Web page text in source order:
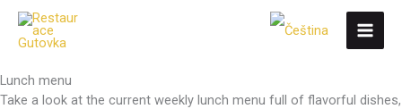
Lunch menu
Take a look at the current weekly lunch menu full of flavorful dishes,